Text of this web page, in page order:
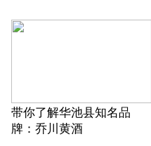
带你了解华池县知名品
牌：乔川黄酒